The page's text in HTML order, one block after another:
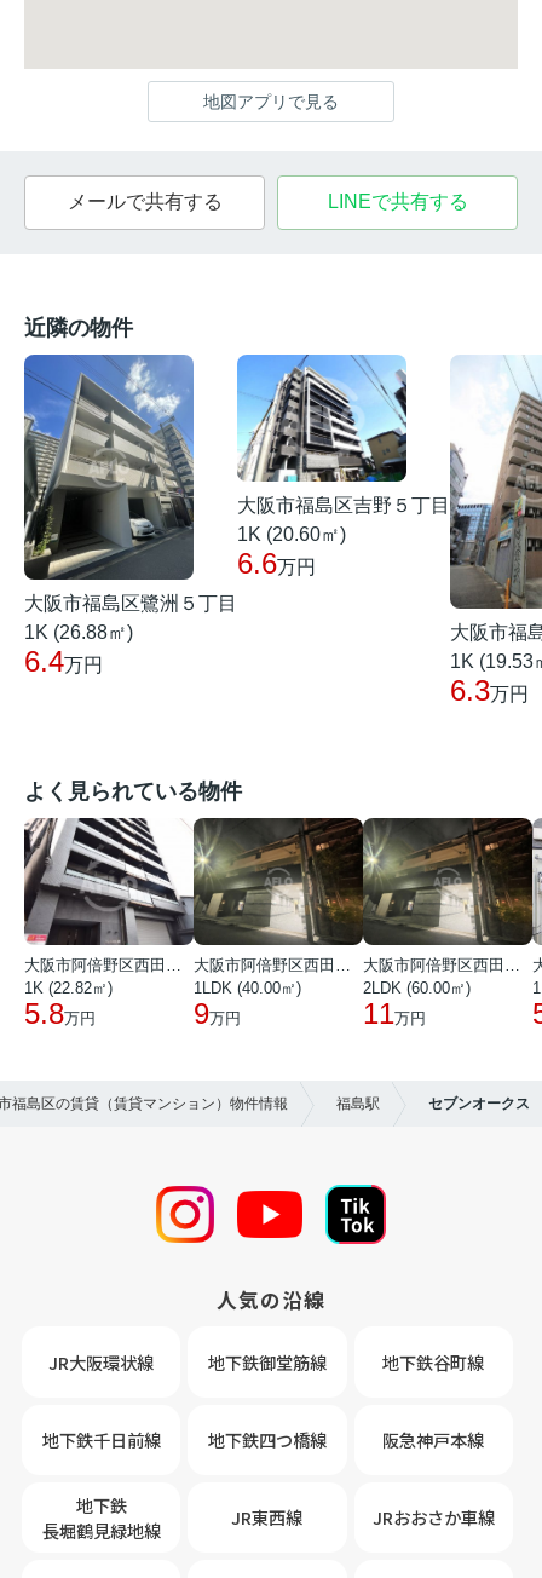
地図アプリで見る
メールで共有する LINEで共有する
近隣の物件
大阪市福島区鷺洲５丁目
1K (26.88㎡)
6.4万円
大阪市福島区吉野５丁目
1K (20.60㎡)
6.6万円
大阪市福
1K (19.53
6.3万円
よく見られている物件
大阪市阿倍野区西田辺町１丁目
1K (22.82㎡)
5.8万円
大阪市阿倍野区西田辺町１丁目
1LDK (40.00㎡)
9万円
大阪市阿倍野区西田辺町１丁目
2LDK (60.00㎡)
11万円
福島区の賃貸（賃貸マンション）物件情報 福島駅 セブンオークス
人気の沿線
JR大阪環状線 地下鉄御堂筋線 地下鉄谷町線
地下鉄千日前線 地下鉄四つ橋線 阪急神戸本線
地下鉄
長堀鶴見緑地線
JR東西線 JRおおさか車線